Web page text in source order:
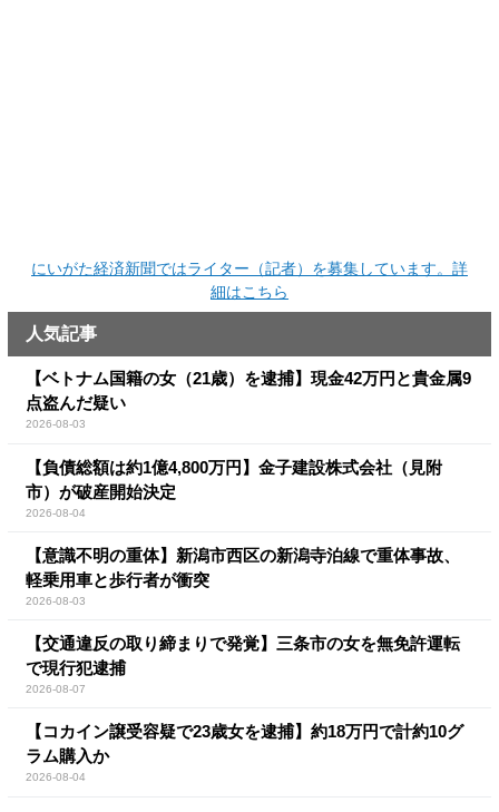
にいがた経済新聞ではライター（記者）を募集しています。詳
細はこちら
人気記事
【ベトナム国籍の女（21歳）を逮捕】現金42万円と貴金属9
点盗んだ疑い
2026-08-03
【負債総額は約1億4,800万円】金子建設株式会社（見附
市）が破産開始決定
2026-08-04
【意識不明の重体】新潟市西区の新潟寺泊線で重体事故、
軽乗用車と歩行者が衝突
2026-08-03
【交通違反の取り締まりで発覚】三条市の女を無免許運転
で現行犯逮捕
2026-08-07
【コカイン譲受容疑で23歳女を逮捕】約18万円で計約10グ
ラム購入か
2026-08-04